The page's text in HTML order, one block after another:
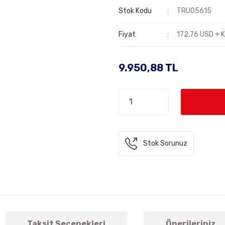
Stok Kodu TRU05615
Fiyat 172,76 USD +
9.950,88 TL
Stok Sorunuz